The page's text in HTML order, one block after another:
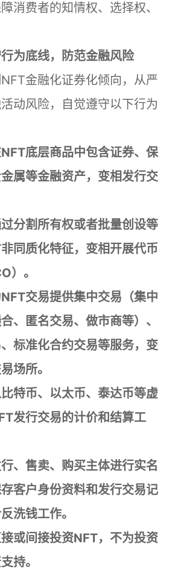
消费者的知情权、选择权、
底线，防范金融风险
金融化证券化倾向，从严
动风险，自觉遵守以下行为
底层商品中包含证券、保
属等金融资产，变相发行交
割所有权或者批量创设等
同质化特征，变相开展代币
）。
交易提供集中交易（集中
、匿名交易、做市商等）、
标准化合约交易等服务，变
场所。
币、以太币、泰达币等虚
发行交易的计价和结算工
售卖、购买主体进行实名
客户身份资料和发行交易记
洗钱工作。
间接投资NFT，不为投资
持。